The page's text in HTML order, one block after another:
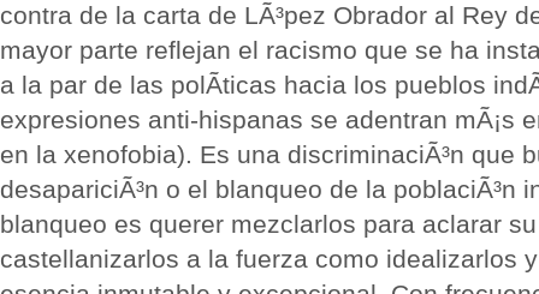
contra de la carta de LÃ³pez Obrador al Rey
mayor parte reflejan el racismo que se ha
a la par de las polÃ­ticas hacia los pueblos
expresiones anti-hispanas se adentran mÃ¡s
en la xenofobia). Es una discriminaciÃ³n que
desapariciÃ³n o el blanqueo de la poblaciÃ³n
blanqueo es querer mezclarlos para aclarar
castellanizarlos a la fuerza como idealizarlos